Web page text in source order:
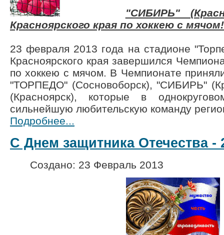
"СИБИРЬ"
Красноярского края по хоккею с мячом!
23 февраля 2013 года на стадионе
Красноярского края завершился
по хоккею с мячом. В Чемпионате
"ТОРПЕДО" (Сосновоборск), "СИБИРЬ"
(Красноярск), которые в
сильнейшую любительскую команду
Подробнее...
С Днем защитника Отечества -
Создано: 23 Февраль 2013